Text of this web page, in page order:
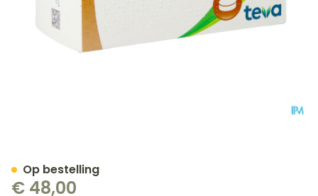
€ 48,00
Op bestelling